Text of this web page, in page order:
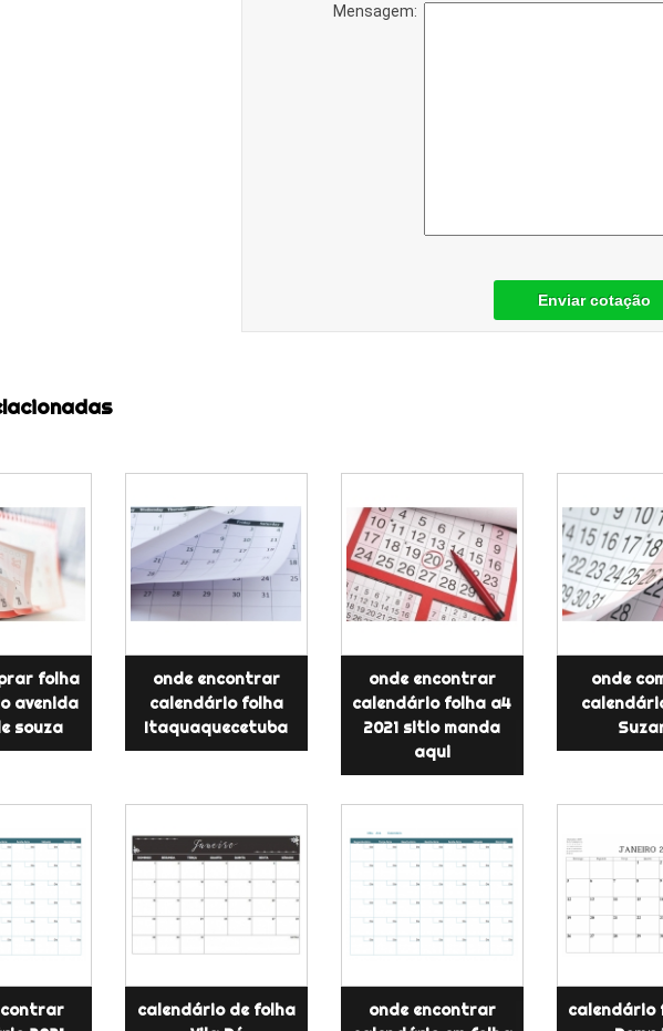
Mensagem:
Enviar cotação
folha
avenida
souza
onde encontrar
calendário folha
Itaquaquecetuba
onde encontrar
calendário folha a4
2021 sitio manda
aqui
onde
calendário de folha
onde encontrar
calendário